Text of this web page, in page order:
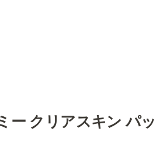
ー クリアスキン パッ